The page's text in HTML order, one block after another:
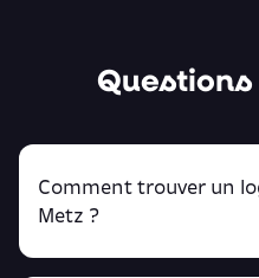
Comment trouver un
Metz ?